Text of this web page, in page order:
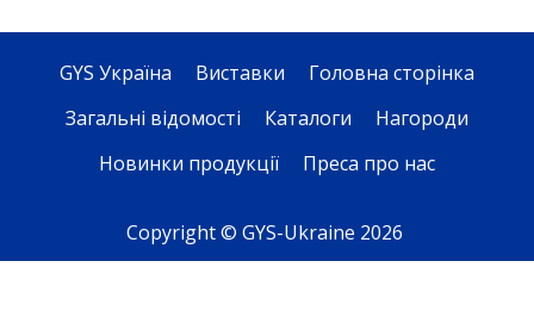
GYS Україна Виставки
Головна сторінка
Загальні відомості
Каталоги
Нагороди
Новинки продукції
Преса про нас
Copyright © GYS-Ukraine 2026